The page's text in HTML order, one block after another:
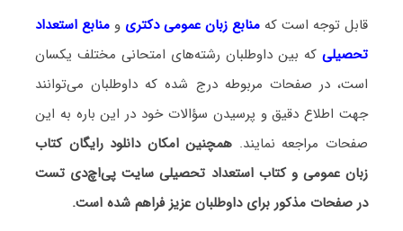
قابل توجه است که منابع زبان عمومی دکتری و منابع استعداد
تحصیلی که بین داوطلبان رشته‌های امتحانی مختلف یکسان
است، در صفحات مربوطه درج شده که داوطلبان می‌توانند
جهت اطلاع دقیق و پرسیدن سؤالات خود در این باره به این
صفحات مراجعه نمایند. همچنین امکان دانلود رایگان کتاب
زبان عمومی و کتاب استعداد تحصیلی سایت پی‌اچ‌دی تست
در صفحات مذکور برای داوطلبان عزیز فراهم شده است.